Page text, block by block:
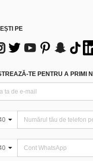
PE
TE PENTRU A PRIMI